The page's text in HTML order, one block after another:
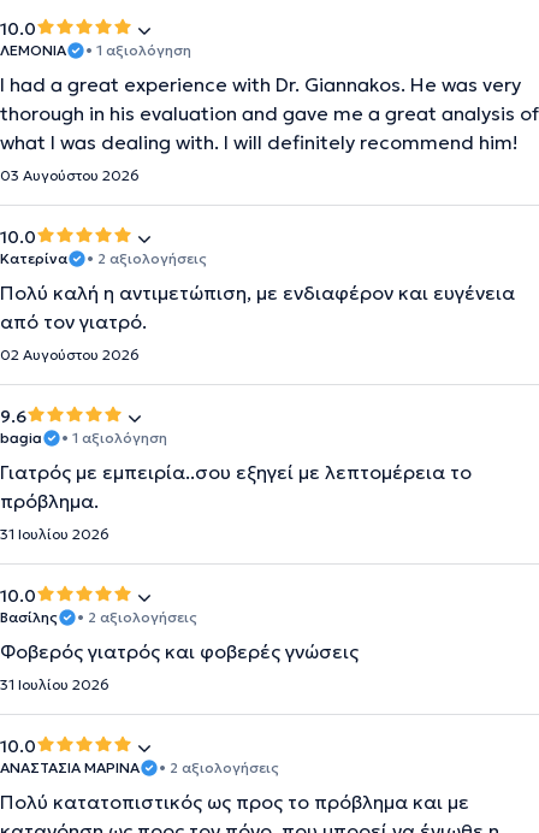
10.0
ΛΕΜΟΝΙΑ • 1 αξιολόγηση
I had a great experience with Dr. Giannakos. He was very
thorough in his evaluation and gave me a great analysis of
what I was dealing with. I will definitely recommend him!
03 Αυγούστου 2026
10.0
Κατερίνα • 2 αξιολογήσεις
Πολύ καλή η αντιμετώπιση, με ενδιαφέρον και ευγένεια
από τον γιατρό.
02 Αυγούστου 2026
9.6
bagia • 1 αξιολόγηση
Γιατρός με εμπειρία..σου εξηγεί με λεπτομέρεια το
πρόβλημα.
31 Ιουλίου 2026
10.0
Βασίλης • 2 αξιολογήσεις
Φοβερός γιατρός και φοβερές γνώσεις
31 Ιουλίου 2026
10.0
ΑΝΑΣΤΑΣΙΑ ΜΑΡΙΝΑ • 2 αξιολογήσεις
Πολύ κατατοπιστικός ως προς το πρόβλημα και με